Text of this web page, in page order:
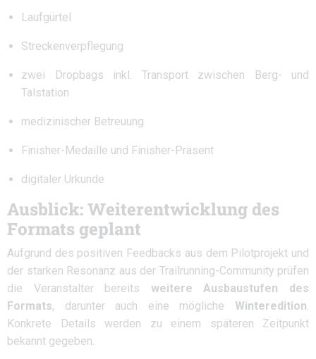
Laufgürtel
Streckenverpflegung
zwei Dropbags inkl. Transport zwischen Berg- und
Talstation
medizinischer Betreuung
Finisher-Medaille und Finisher-Präsent
digitaler Urkunde
Ausblick: Weiterentwicklung des
Formats geplant
Aufgrund des positiven Feedbacks aus dem Pilotprojekt und
der starken Resonanz aus der Trailrunning-Community prüfen
die Veranstalter bereits weitere Ausbaustufen des
Formats, darunter auch eine mögliche Winteredition.
Konkrete Details werden zu einem späteren Zeitpunkt
bekannt gegeben.